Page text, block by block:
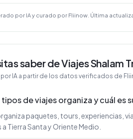
por IA y curado por Fliinow. Última
saber de Viajes Shalam
IA a partir de los datos verificados de
tipos de viajes organiza y cuál es
paquetes, tours, experiencias,
Tierra Santa y Oriente Medio.